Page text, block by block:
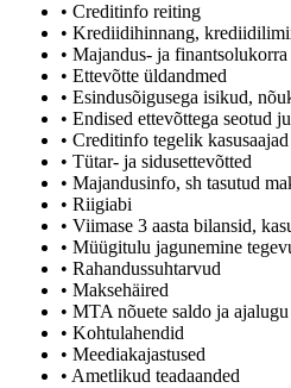
• Creditinfo reiting
• Krediidihinnang,
• Majandus- ja
• Ettevõtte üldandmed
• Esindusõigusega isikud,
• Endised ettevõttega seotud
• Creditinfo tegelik kasusaajad
• Tütar- ja sidusettevõtted
• Majandusinfo, sh tasutud
• Riigiabi
• Viimase 3 aasta bilansid,
• Müügitulu jagunemine
• Rahandussuhtarvud
• Maksehäired
• MTA nõuete saldo ja ajalugu
• Kohtulahendid
• Meediakajastused
• Ametlikud teadaanded